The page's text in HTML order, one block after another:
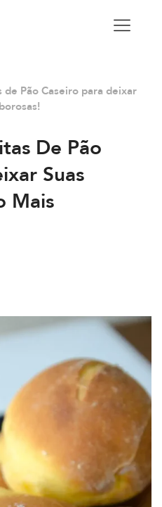
de Pão Caseiro para deixar
De Pão
Suas
Mais